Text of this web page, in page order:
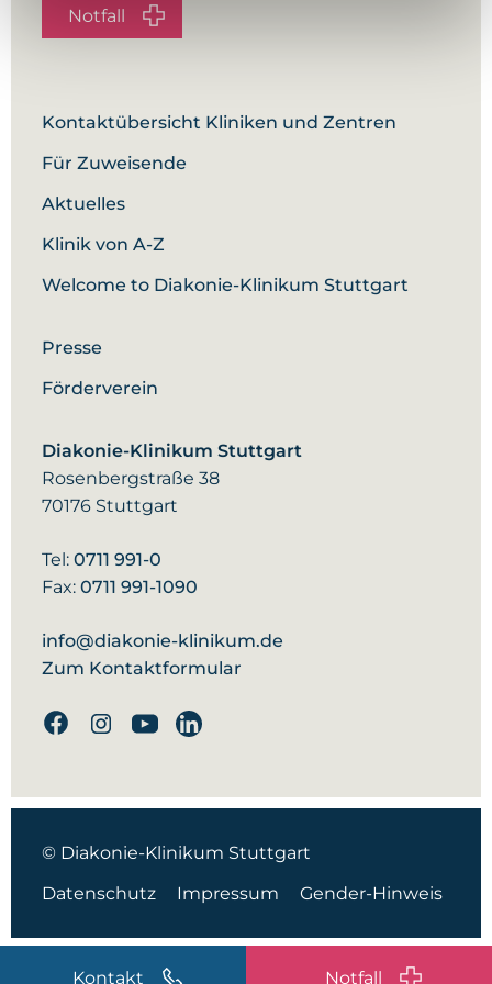
Kontakt Notfall
Kontaktübersicht Kliniken und Zentren
Für Zuweisende
Aktuelles
Klinik von A-Z
Welcome to Diakonie-Klinikum Stuttgart
Presse
Förderverein
Diakonie-Klinikum Stuttgart
Rosenbergstraße 38
70176 Stuttgart
Tel: 0711 991-0
Fax: 0711 991-1090
info@diakonie-klinikum.de
Zum Kontaktformular
FacebookInstagram
YoutubeLinkedin
Notfall
© Diakonie-Klinikum Stuttgart
Datenschutz
Impressum Gender-Hinweis